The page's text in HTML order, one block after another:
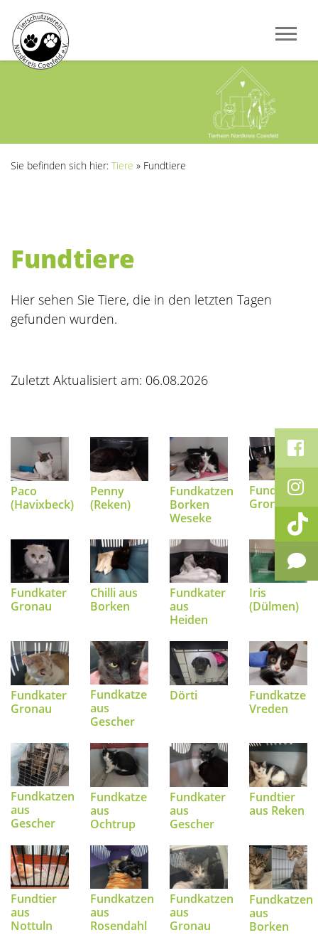
Sie befinden sich hier: Tiere » Fundtiere
Fundtiere
Hier sehen Sie Tiere, die in den letzten Tagen
gefunden wurden.
Zuletzt Aktualisiert am: 06.08.2026
Paco
(Havixbeck)
Penny
(Reken)
Fundkatzen
Borken
Weseke
Fundkatzen
Gronau
Fundkater
Gronau
Chilli aus
Borken
Fundkater
aus
Heiden
Iris
(Dülmen)
Fundkater
Gronau
Fundkatze
aus
Gescher
Dörti
Fundkatze
Vreden
Fundkatzen
aus
Gescher
Fundkatze
aus
Ochtrup
Fundkater
aus
Gescher
Fundtier
aus Reken
Fundtier
aus
Nottuln
Fundkatzen
aus
Rosendahl
Fundkatzen
aus
Gronau
Fundkatzen
aus
Borken